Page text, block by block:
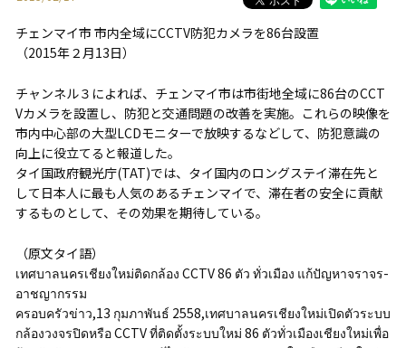
チェンマイ市 市内全域にCCTV防犯カメラを86台設置
（2015年２月13日）
チャンネル３によれば、チェンマイ市は市街地全域に86台のCCT
Vカメラを設置し、防犯と交通問題の改善を実施。これらの映像を
市内中心部の大型LCDモニターで放映するなどして、防犯意識の
向上に役立てると報道した。
タイ国政府観光庁(TAT)では、タイ国内のロングステイ滞在先と
して日本人に最も人気のあるチェンマイで、滞在者の安全に貢献
するものとして、その効果を期待している。
（原文タイ語）
เทศบาลนครเชียงใหม่ติดกล้อง CCTV 86 ตัว ทั่วเมือง แก้ปัญหาจราจร-
อาชญากรรม
ครอบครัวข่าว,13 กุมภาพันธ์ 2558,เทศบาลนครเชียงใหม่เปิดตัวระบบ
กล้องวงจรปิดหรือ CCTV ที่ติดตั้งระบบใหม่ 86 ตัวทั่วเมืองเชียงใหม่เพื่อ